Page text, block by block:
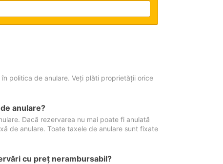
politica de anulare. Veți plăti proprietății orice
anulare?
Dacă rezervarea nu mai poate fi anulată
de anulare. Toate taxele de anulare sunt fixate
cu preţ nerambursabil?